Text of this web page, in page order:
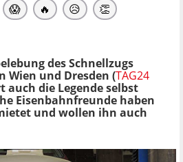
😱 🔥 😥 👏
des Schnellzugs
Wien und Dresden (TAG24
auch die Legende selbst
Eisenbahnfreunde haben
und wollen ihn auch